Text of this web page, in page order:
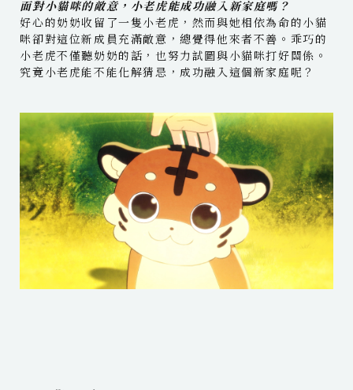
面對小貓咪的敵意，小老虎能成功融入新家庭嗎？
好心的奶奶收留了一隻小老虎，然而與她相依為命的小貓
咪卻對這位新成員充滿敵意，總覺得他來者不善。乖巧的
小老虎不僅聽奶奶的話，也努力試圖與小貓咪打好關係。
究竟小老虎能不能化解猜忌，成功融入這個新家庭呢？